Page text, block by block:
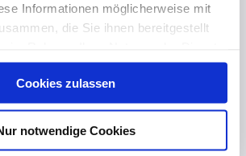
Informationen möglicherweise mit
die Sie ihnen bereitgestellt
Hier finden Sie Informationen zum
unserImpressum.
Cookies zulassen
notwendige Cookies